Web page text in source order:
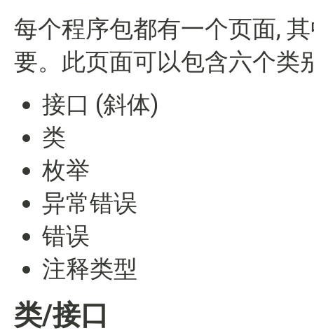
每个程序包都有一个页面,
要。此页面可以包含六个类
接口 (斜体)
类
枚举
异常错误
错误
注释类型
类/接口